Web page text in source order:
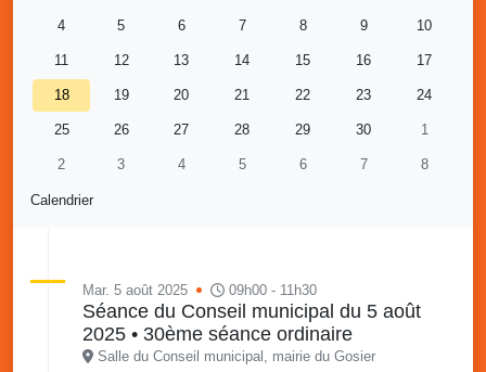
Calendrier
4 5 6 7 8 9 10
11 12 13 14 15 16 17
18 19 20 21 22 23 24
25 26 27 28 29 30 1
2 3 4 5 6 7 8
Mar. 5 août 2025 09h00 - 11h30
Séance du Conseil municipal du 5 août
2025 • 30ème séance ordinaire
Salle du Conseil municipal, mairie du Gosier